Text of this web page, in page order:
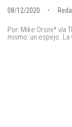
08/12/2020
Por: Mike Orsini* vía
mismo: un espejo.